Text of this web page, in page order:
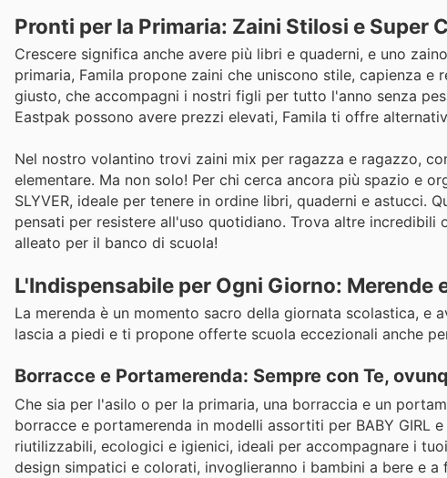
Pronti per la Primaria: Zaini Stilosi e Super
Crescere significa anche avere più libri e quaderni, e uno
primaria, Famila propone zaini che uniscono stile, capienza
giusto, che accompagni i nostri figli per tutto l'anno senza
Eastpak possono avere prezzi elevati, Famila ti offre
Nel nostro volantino trovi zaini mix per ragazza e ragazzo,
elementare. Ma non solo! Per chi cerca ancora più spazio e
SLYVER, ideale per tenere in ordine libri, quaderni e astucci.
pensati per resistere all'uso quotidiano. Trova altre
alleato per il banco di scuola!
L'Indispensabile per Ogni Giorno: Merende
La merenda è un momento sacro della giornata scolastica, e
lascia a piedi e ti propone offerte scuola eccezionali anche
Borracce e Portamerenda: Sempre con Te,
Che sia per l'asilo o per la primaria, una borraccia e un
borracce e portamerenda in modelli assortiti per BABY GIRL
riutilizzabili, ecologici e igienici, ideali per accompagnare i
design simpatici e colorati, invoglieranno i bambini a bere e